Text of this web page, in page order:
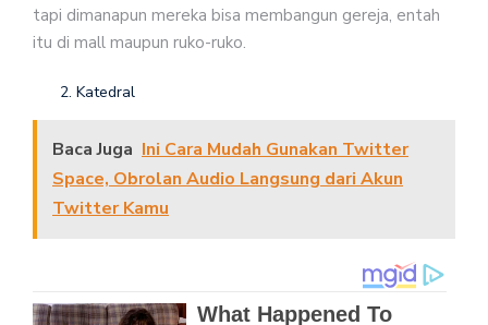
tapi dimanapun mereka bisa membangun gereja, entah
itu di mall maupun ruko-ruko.
Katedral
Baca Juga Ini Cara Mudah Gunakan Twitter
Space, Obrolan Audio Langsung dari Akun
Twitter Kamu